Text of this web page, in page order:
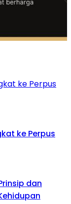
ke Perpus
dan